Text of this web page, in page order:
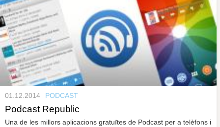
01.12.2014 PODCAST
Podcast Republic
Una de les millors aplicacions gratuïtes de Podcast per a telèfons i